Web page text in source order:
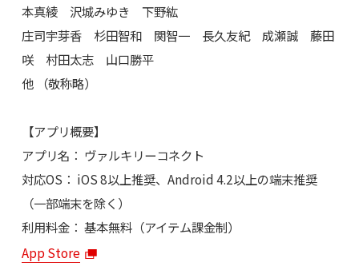
本真綾 沢城みゆき 下野紘
庄司宇芽香 杉田智和 関智一 長久友紀 成瀬誠 藤田
咲 村田太志 山口勝平
他 （敬称略）
【アプリ概要】
アプリ名： ヴァルキリーコネクト
対応OS： iOS 8以上推奨、Android 4.2以上の端末推奨
（一部端末を除く）
利用料金： 基本無料（アイテム課金制）
App Store